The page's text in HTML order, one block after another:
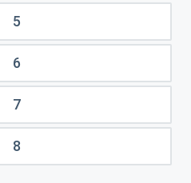
5
6
7
8